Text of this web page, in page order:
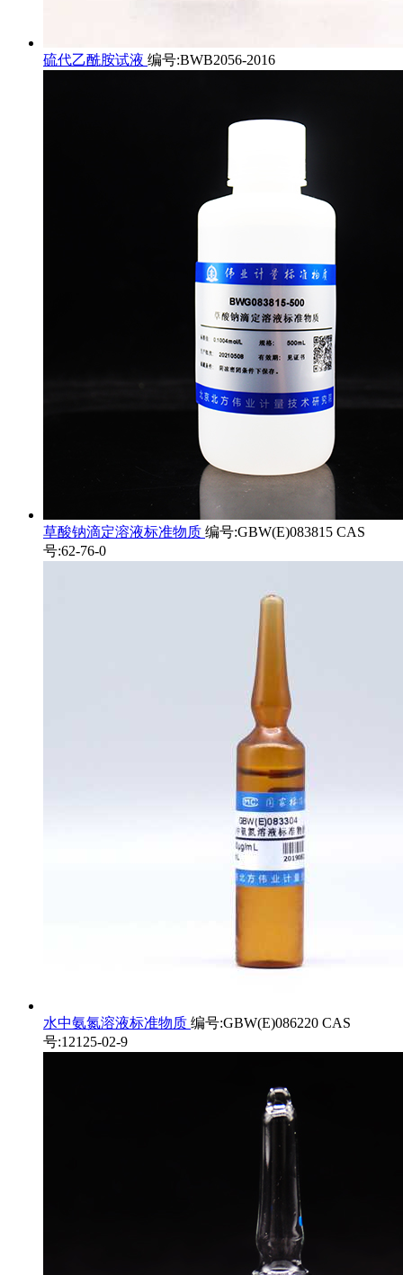
硫代乙酰胺试液 编号:BWB2056-2016
草酸钠滴定溶液标准物质 编号:GBW(E)083815 CAS
号:62-76-0
水中氨氮溶液标准物质 编号:GBW(E)086220 CAS
号:12125-02-9